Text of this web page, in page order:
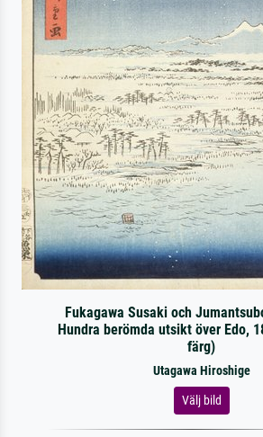
Fukagawa Susaki och
Hundra berömda utsikt över Edo,
färg)
Utagawa Hiroshige
Välj bild